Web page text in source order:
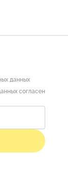
данных
согласен